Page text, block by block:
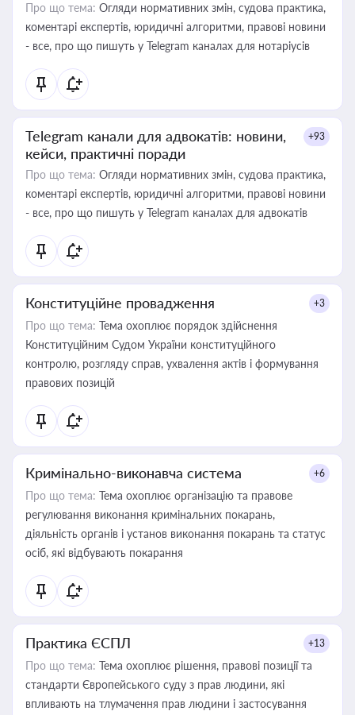
Про що тема: Огляди нормативних змін, судова практика,
коментарі експертів, юридичні алгоритми, правові новини
- все, про що пишуть у Telegram каналах для нотаріусів
Telegram канали для адвокатів: новини,
кейси, практичні поради
+93
Про що тема: Огляди нормативних змін, судова практика,
коментарі експертів, юридичні алгоритми, правові новини
- все, про що пишуть у Telegram каналах для адвокатів
Конституційне провадження +3
Про що тема: Тема охоплює порядок здійснення
Конституційним Судом України конституційного
контролю, розгляду справ, ухвалення актів і формування
правових позицій
Кримінально-виконавча система +6
Про що тема: Тема охоплює організацію та правове
регулювання виконання кримінальних покарань,
діяльність органів і установ виконання покарань та статус
осіб, які відбувають покарання
Практика ЄСПЛ +13
Про що тема: Тема охоплює рішення, правові позиції та
стандарти Європейського суду з прав людини, які
впливають на тлумачення прав людини і застосування